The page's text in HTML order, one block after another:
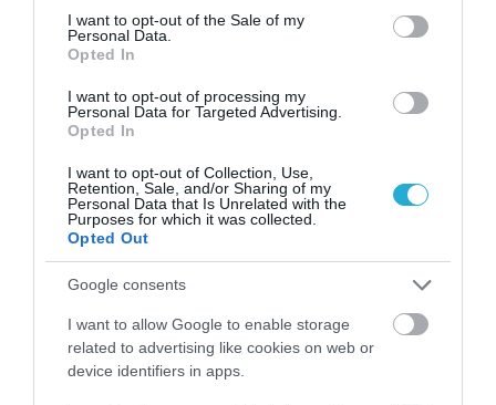
consent section.
I want to opt-out of the Sale of my
Personal Data.
Opted In
I want to opt-out of processing my
Personal Data for Targeted Advertising.
Opted In
I want to opt-out of Collection, Use,
Retention, Sale, and/or Sharing of my
Personal Data that Is Unrelated with the
Purposes for which it was collected.
Opted Out
Google consents
I want to allow Google to enable storage
related to advertising like cookies on web or
device identifiers in apps.
Ξυπνάτε και σέρνεστε από την κούραση;
8+1 απλές κινήσεις για περισσότερη
ενέργεια από το πρωί